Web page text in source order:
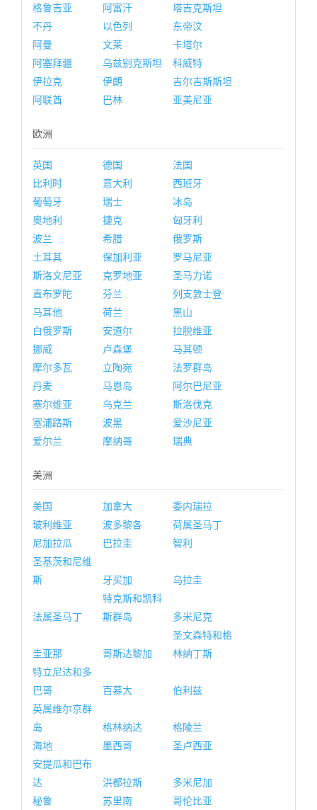
格鲁吉亚
阿富汗
塔吉克斯坦
不丹
以色列
东帝汶
阿曼
文莱
卡塔尔
阿塞拜疆
乌兹别克斯坦
科威特
伊拉克
伊朗
吉尔吉斯斯坦
阿联酋
巴林 亚美尼亚
欧洲
英国 德国
法国
比利时
意大利
西班牙
葡萄牙
瑞士
冰岛
奥地利
捷克
匈牙利
波兰
希腊
俄罗斯
土耳其
保加利亚
罗马尼亚
斯洛文尼亚
克罗地亚
圣马力诺
直布罗陀
芬兰
列支敦士登
马耳他
荷兰
黑山
白俄罗斯
安道尔
拉脱维亚
挪威
卢森堡
马其顿
摩尔多瓦
立陶宛
法罗群岛
丹麦
马恩岛
阿尔巴尼亚
塞尔维亚
乌克兰
斯洛伐克
塞浦路斯
波黑
爱沙尼亚
爱尔兰
摩纳哥 瑞典
美洲
美国 加拿大
委内瑞拉
玻利维亚
波多黎各
荷属圣马丁
尼加拉瓜
巴拉圭
智利
圣基茨和尼维
斯
牙买加 乌拉圭
法属圣马丁
特克斯和凯科
斯群岛
多米尼克
圭亚那 哥斯达黎加
圣文森特和格
林纳丁斯
特立尼达和多
巴哥
百慕大
伯利兹
英属维尔京群
岛
格林纳达
格陵兰
海地
墨西哥
圣卢西亚
安提瓜和巴布
达
洪都拉斯
多米尼加
秘鲁
苏里南
哥伦比亚